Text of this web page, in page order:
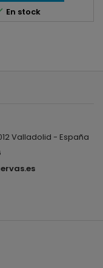
En stock
Valladolid - España